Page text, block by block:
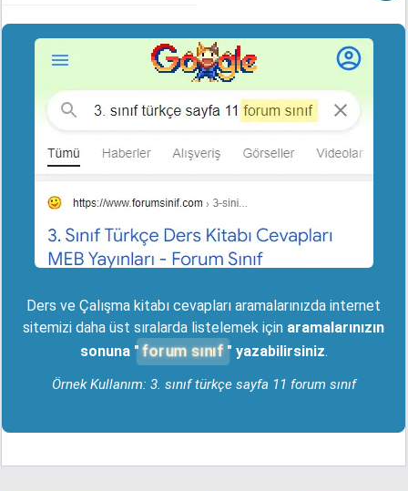
Ders ve Çalışma kitabı cevapları aramalarınızda internet
sitemizi daha üst sıralarda listelemek için aramalarınızın
sonuna " forum sınıf " yazabilirsiniz.
Örnek Kullanım: 3. sınıf türkçe sayfa 11 forum sınıf